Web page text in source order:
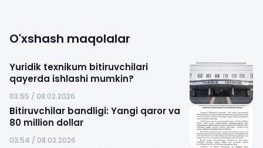
O'xshash maqolalar
Yuridik texnikum bitiruvchilari
qayerda ishlashi mumkin?
03:55 / 08.02.2026
Bitiruvchilar bandligi: Yangi qaror va
80 million dollar
03:54 / 08.02.2026